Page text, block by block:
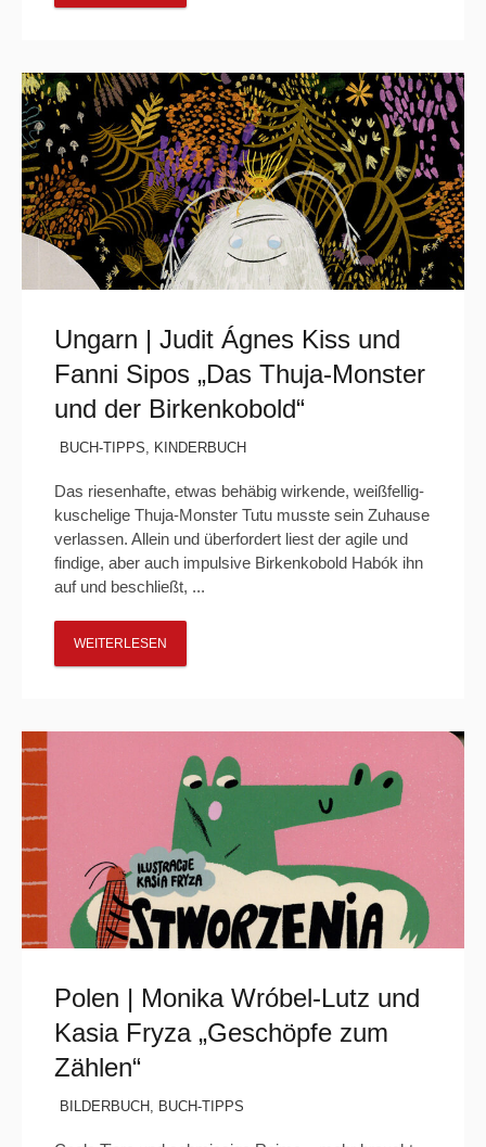
Ungarn | Judit Ágnes Kiss und
Fanni Sipos „Das Thuja-Monster
und der Birkenkobold“
BUCH-TIPPS, KINDERBUCH
Das riesenhafte, etwas behäbig wirkende, weißfellig-
kuschelige Thuja-Monster Tutu musste sein Zuhause
verlassen. Allein und überfordert liest der agile und
findige, aber auch impulsive Birkenkobold Habók ihn
auf und beschließt, ...
WEITERLESEN
Polen | Monika Wróbel-Lutz und
Kasia Fryza „Geschöpfe zum
Zählen“
BILDERBUCH , BUCH-TIPPS